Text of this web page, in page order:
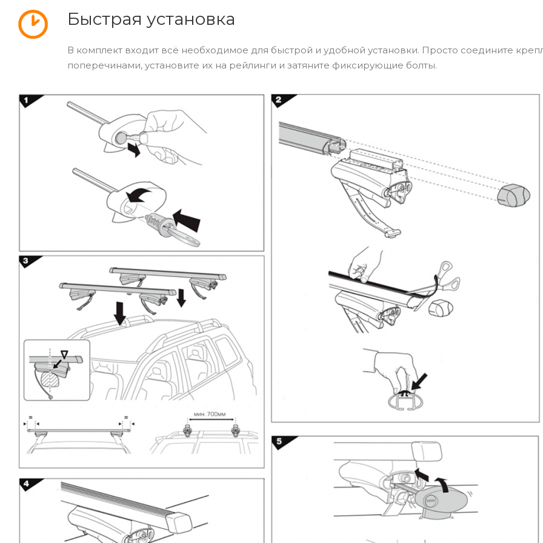
Быстрая установка
В комплект входит всё необходимое для быстрой и удобной установки. Просто соедините
поперечинами, установите их на рейлинги и затяните фиксирующие болты.